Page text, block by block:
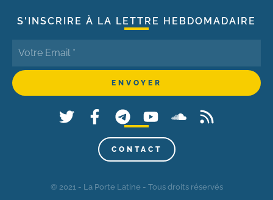
S'INSCRIRE À LA LETTRE HEBDOMADAIRE
CONTACT
© 2021 - La Porte Latine - Tous droits réservés